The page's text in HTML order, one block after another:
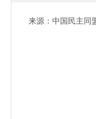
来源：中国民主同